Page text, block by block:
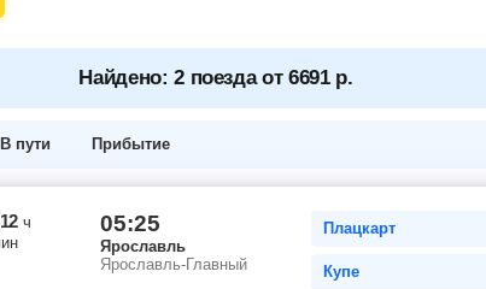
Найдено: 2 поезда от 6691 р.
В пути Прибытие
12 ч 05:25
Ярославль
Ярославль-Главный
Плацкарт
Купе